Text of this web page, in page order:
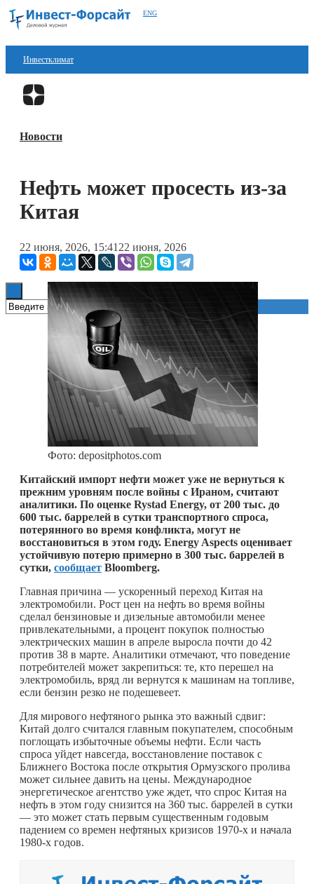
ENG
Инвестклимат
Финансы
Блокчейн
Технологии
Книги
Новости
Нефть может просесть из-за
Китая
22 июня, 2026, 15:41 22 июня, 2026
Фото: depositphotos.com
Китайский импорт нефти может уже не вернуться к
прежним уровням после войны с Ираном, считают
аналитики. По оценке Rystad Energy, от 200 тыс. до
600 тыс. баррелей в сутки транспортного спроса,
потерянного во время конфликта, могут не
восстановиться в этом году. Energy Aspects оценивает
устойчивую потерю примерно в 300 тыс. баррелей в
сутки, сообщает Bloomberg.
Главная причина — ускоренный переход Китая на
электромобили. Рост цен на нефть во время войны
сделал бензиновые и дизельные автомобили менее
привлекательными, а процент покупок полностью
электрических машин в апреле выросла почти до 42
против 38 в марте. Аналитики отмечают, что поведение
потребителей может закрепиться: те, кто перешел на
электромобиль, вряд ли вернутся к машинам на топливе,
если бензин резко не подешевеет.
Для мирового нефтяного рынка это важный сдвиг:
Китай долго считался главным покупателем, способным
поглощать избыточные объемы нефти. Если часть
спроса уйдет навсегда, восстановление поставок с
Ближнего Востока после открытия Ормузского пролива
может сильнее давить на цены. Международное
энергетическое агентство уже ждет, что спрос Китая на
нефть в этом году снизится на 360 тыс. баррелей в сутки
— это может стать первым существенным годовым
падением со времен нефтяных кризисов 1970-х и начала
1980-х годов.